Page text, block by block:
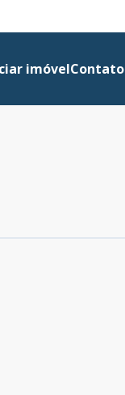
imóvelContato